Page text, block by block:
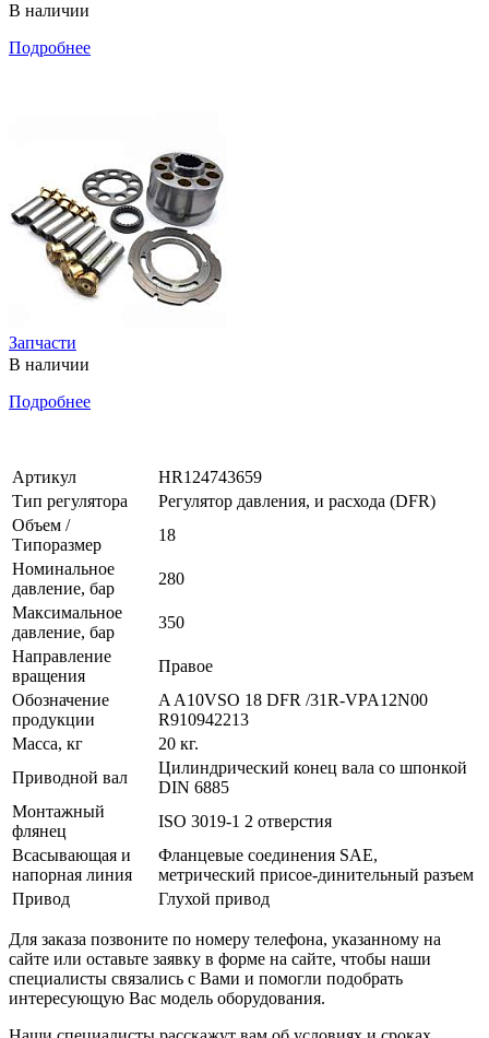
В наличии
Подробнее
Запчасти
В наличии
Подробнее
Артикул
HR124743659
Тип регулятора
Регулятор давления, и расхода (DFR)
Объем /
Типоразмер
18
Номинальное
давление, бар
280
Максимальное
давление, бар
350
Направление
вращения
Правое
Обозначение
продукции
A A10VSO 18 DFR /31R-VPA12N00
R910942213
Масса, кг
20 кг.
Приводной вал
Цилиндрический конец вала со шпонкой
DIN 6885
Монтажный
флянец
ISO 3019-1 2 отверстия
Всасывающая и
напорная линия
Фланцевые соединения SAE,
метрический присое-динительный разъем
Привод
Глухой привод
Для заказа позвоните по номеру телефона, указанному на
сайте или оставьте заявку в форме на сайте, чтобы наши
специалисты связались с Вами и помогли подобрать
интересующую Вас модель оборудования.